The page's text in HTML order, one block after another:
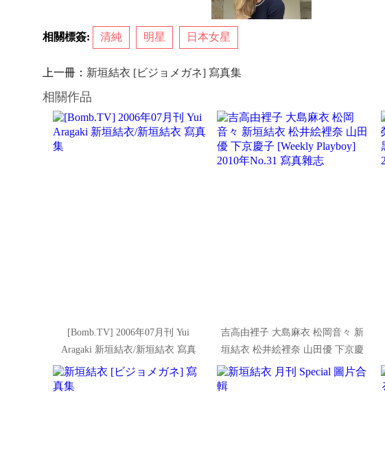
相關標簽: 清純 明星 日本女星
上一冊： 新垣結衣 [ビジョメガネ] 寫真集
相關作品
[Bomb.TV] 2006年07月刊 Yui
Aragaki 新垣結衣/新垣結衣 寫真
集
吉高由裡子 大島麻衣 松岡音々 新
垣結衣 松井絵裡奈 山田優 下京慶
子 [Weekly Playboy] 2010年No.31